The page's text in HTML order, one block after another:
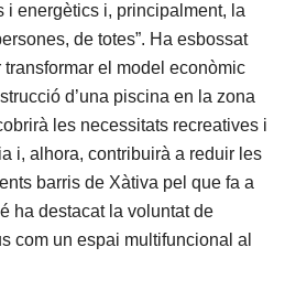
i energètics i, principalment, la
de totes”. Ha esbossat
el model econòmic
d’una piscina en la zona
les necessitats recreatives i
i, alhora, contribuirà a reduir les
barris de Xàtiva pel que fa a
ha destacat la voluntat de
com un espai multifuncional al